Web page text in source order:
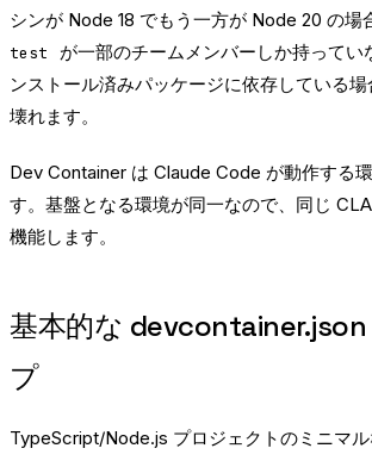
シンが Node 18 でもう一方が Node 20 の場
test
が一部のチームメンバーしか持ってい
ンストール済みパッケージに依存している
壊れます。
Dev Container は Claude Code が動作する
す。基盤となる環境が同一なので、同じ
機能します。
基本的な devcontainer.json
プ
TypeScript/Node.js プロジェクトのミニマ